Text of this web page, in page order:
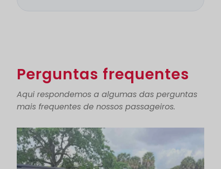
Perguntas frequentes
Aqui respondemos a algumas das perguntas
mais frequentes de nossos passageiros.